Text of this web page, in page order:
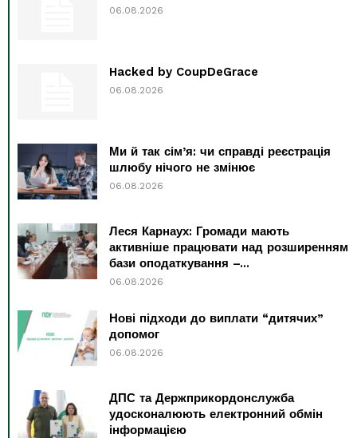
06.08.2026
Hacked by CoupDeGrace
06.08.2026
Ми й так сім’я: чи справді реєстрація
шлюбу нічого не змінює
06.08.2026
Леся Карнаух: Громади мають
активніше працювати над розширенням
бази оподаткування –...
06.08.2026
Нові підходи до виплати “дитячих”
допомог
06.08.2026
ДПС та Держприкордонслужба
удосконалюють електронний обмін
інформацією